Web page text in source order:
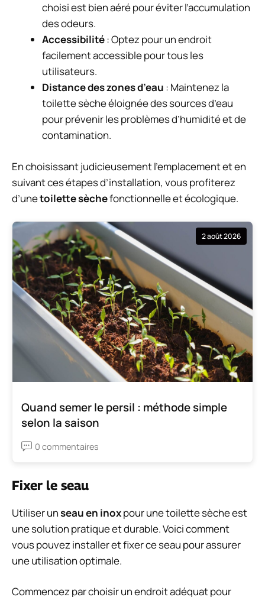
choisi est bien aéré pour éviter l’accumulation
des odeurs.
Accessibilité: Optez pour un endroit
facilement accessible pour tous les
utilisateurs.
Distance des zones d’eau : Maintenez la
toilette sèche éloignée des sources d’eau
pour prévenir les problèmes d’humidité et de
contamination.
En choisissant judicieusement l’emplacement et en
suivant ces étapes d’installation, vous profiterez
d’unetoilette sèchefonctionnelle et écologique.
2 août 2026
Quand semer le persil : méthode simple
selon la saison
0 commentaires
Fixer le seau
Utiliser unseau en inoxpour une toilette sèche est
une solution pratique et durable. Voici comment
vous pouvez installer et fixer ce seau pour assurer
une utilisation optimale.
Commencez par choisir un endroit adéquat pour